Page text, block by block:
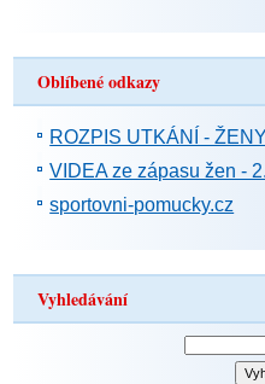
Oblíbené odkazy
ROZPIS UTKÁNÍ - ŽENY
VIDEA ze zápasu žen -
sportovni-pomucky.cz
Vyhledávání